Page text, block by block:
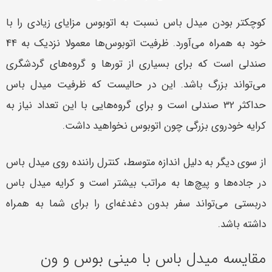
کوچکتر بودن میدل باس نسبت به اتوبوس مزایای زیادی را با
خود به همراه می‌آورد. ظرفیت اتوبوس‌ها معمولا نزدیک به 44
صندلی است که برای بسیاری از تورها و گروه‌های گردشگری
می‌تواند بزرگ باشد. این در حالیست که ظرفیت میدل باس
حداکثر 32 صندلی است و برای گروه‌هایی با این تعداد نیاز به
کرایه خودروی بزرگی چون اتوبوس نخواهید داشت.
از سوی دیگر به دلیل اندازه متوسط، کنترل راننده روی میدل باس
در جاده‌ها و پیچ‌ها به مراتب بیشتر است و کرایه میدل باس
دربستی می‌تواند سفر بدون دغدغه‌‌ای را برای شما به همراه
داشته باشد.
مقایسه میدل باس با مینی بوس و ون